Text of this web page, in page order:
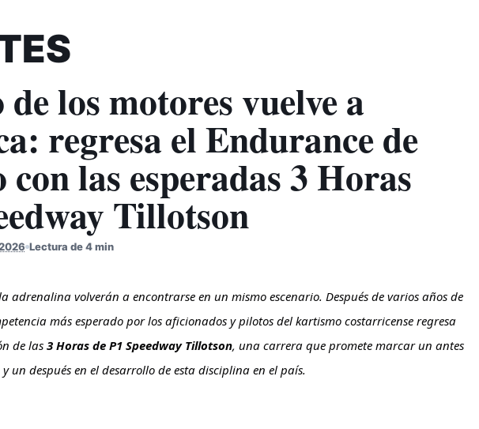
los motores vuelve a
regresa el Endurance de
las esperadas 3 Horas
Tillotson
Lectura de 4 min
adrenalina volverán a encontrarse en un mismo escenario. Después de varios años de
más esperado por los aficionados y pilotos del kartismo costarricense regresa
de las 3 Horas de P1 Speedway Tillotson, una carrera que promete marcar un antes
y un después en el desarrollo de esta disciplina en el país.